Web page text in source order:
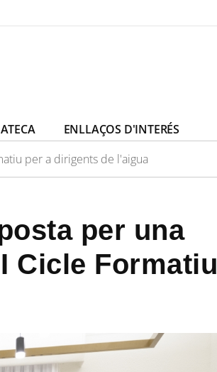
ENLLAÇOS D'INTERÉS
per a dirigents de l'aigua
per una
Cicle Formatiu